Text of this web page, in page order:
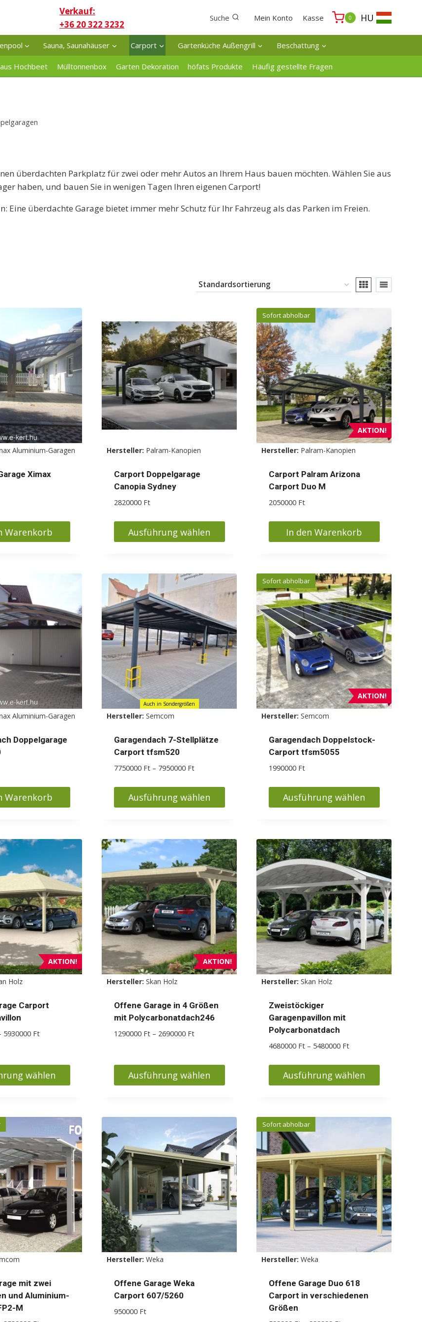
Verkauf:
+36 20 322 3232
Suche Mein Konto Kasse 0 HU
Sauna, Saunahäuser Carport Gartenküche Außengrill Beschattung
Hochbeet Mülltonnenbox Garten Dekoration höfats Produkte Häufig gestellte Fragen
überdachten Parkplatz für zwei oder mehr Autos an Ihrem Haus bauen möchten. Wählen Sie aus
haben, und bauen Sie in wenigen Tagen Ihren eigenen Carport!
Eine überdachte Garage bietet immer mehr Schutz für Ihr Fahrzeug als das Parken im Freien.
Aluminium-Garagen
Ximax
Warenkorb
Hersteller: Palram-Kanopien
Carport Doppelgarage
Canopia Sydney
2820000 Ft
Ausführung wählen
weist
mehrere
Varianten
auf.
Die
Optionen
können
auf
der
Produktseite
gewählt
werden
AKTION!
Sofort abholbar
Hersteller: Palram-Kanopien
Carport Palram Arizona
Carport Duo M
2050000 Ft
In den Warenkorb
Aluminium-Garagen
Doppelgarage
Warenkorb
Auch in Sondergrößen
Hersteller: Semcom
Garagendach 7-Stellplätze
Carport tfsm520
7750000 Ft – 7950000 FtPreisspanne:
bis
7950000 Ft
Ausführung wählen
weist
mehrere
Varianten
auf.
Die
Optionen
können
auf
der
Produktseite
gewählt
werden
AKTION!
Sofort abholbar
Hersteller: Semcom
Garagendach Doppelstock-
Carport tfsm5055
1990000 Ft
Ausführung wählen
weist
mehrere
Varianten
auf.
Die
Optionen
können
auf
der
Produktseite
gewählt
werden
AKTION!
Holz
Carport
5930000 FtPreisspanne:
5930000 Ft
wählen
AKTION!
Hersteller: Skan Holz
Offene Garage in 4 Größen
mit Polycarbonatdach246
1290000 Ft – 2690000 FtPreisspanne:
2690000 Ft
Ausführung wählen
weist
mehrere
Varianten
auf.
Die
Optionen
können
auf
der
Produktseite
gewählt
werden
Hersteller: Skan Holz
Zweistöckiger
Garagenpavillon mit
Polycarbonatdach
4680000 Ft – 5480000 FtPreisspanne:
bis
5480000 Ft
Ausführung wählen
weist
mehrere
Varianten
auf.
Die
Optionen
können
auf
der
Produktseite
gewählt
werden
mit zwei
und Aluminium-
M
Hersteller: Weka
Offene Garage Weka
Carport 607/5260
950000 Ft
Sofort abholbar
Hersteller: Weka
Offene Garage Duo 618
Carport in verschiedenen
Größen